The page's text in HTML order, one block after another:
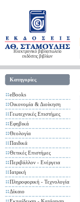
Ηλεκτρονικό βιβλιοπωλείο
εκδόσεις βιβλίων
Κατηγορίες
eBooks
Οικονομία & Διοίκηση
Γεωτεχνικές Επιστήμες
Εφηβικά
Θεολογία
Παιδικά
Θετικές Επιστήμες
Περιβάλλον - Ενέργεια
Ιατρική
Πληροφορική - Τεχνολογία
Δίκαιο